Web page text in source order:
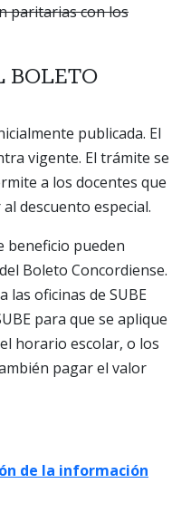
paritarias con los
BOLETO
publicada. El
vigente. El trámite se
a los docentes que
descuento especial.
beneficio pueden
Boleto Concordiense.
las oficinas de SUBE
para que se aplique
horario escolar, o los
pagar el valor
de la información